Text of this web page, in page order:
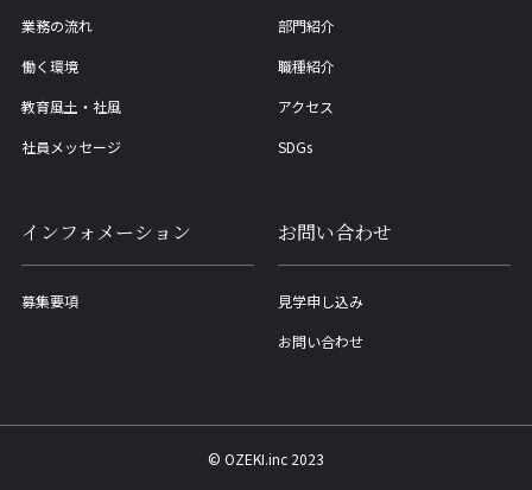
Company Access Mail SDGs
業務の流れ
働く環境
教育風土・社風
社員メッセージ
部門紹介
職種紹介
アクセス
SDGs
インフォメーション
募集要項
お問い合わせ
見学申し込み
お問い合わせ
© OZEKI.inc 2023